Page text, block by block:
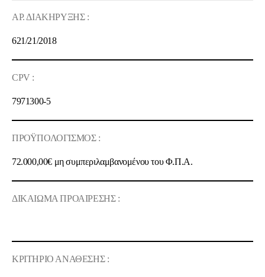
ΑΡ. ΔΙΑΚΗΡΥΞΗΣ :
621/21/2018
CPV :
7971300-5
ΠΡΟΫΠΟΛΟΓΙΣΜΟΣ :
72.000,00€ μη συμπεριλαμβανομένου του Φ.Π.Α.
ΔΙΚΑΙΩΜΑ ΠΡΟΑΙΡΕΣΗΣ :
ΚΡΙΤΗΡΙΟ ΑΝΑΘΕΣΗΣ :